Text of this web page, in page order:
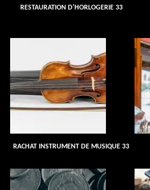
RESTAURATION D'HORLOGERIE 33
RACHAT INSTRUMENT DE MUSIQUE 33